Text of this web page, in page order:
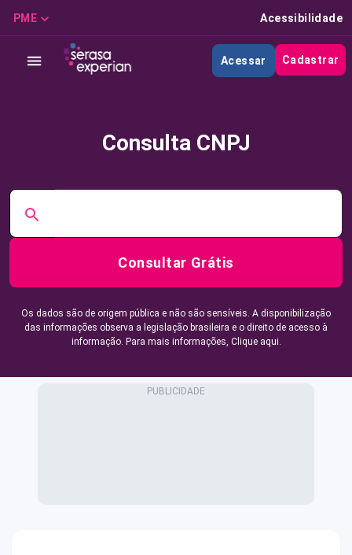
PME Acessibilidade
Acessar Cadastrar
Consulta CNPJ
Consultar Grátis
Os dados são de origem pública e não são sensíveis. A disponibilização
das informações observa a legislação brasileira e o direito de acesso à
informação. Para mais informações, Clique aqui.